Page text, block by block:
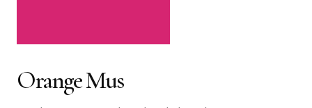
Orange Mus